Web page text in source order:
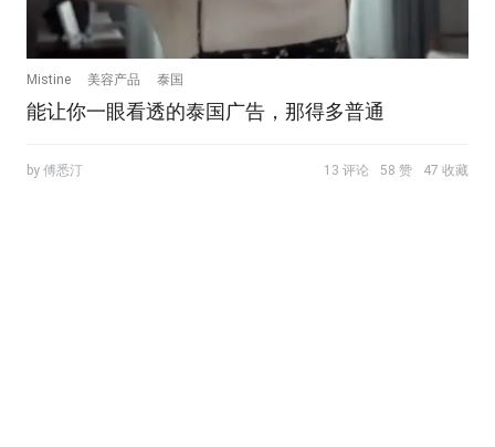
Mistine 美容产品 泰国
能让你一眼看透的泰国广告，那得多普通
by 傅悉汀 13 评论 58 赞 47 收藏